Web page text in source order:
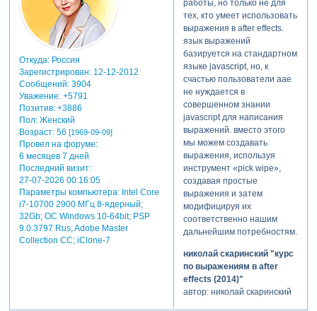
Откуда:Россия
Зарегистрирован: 12-12-2012
Сообщений:3904
Уважение: +5791
Позитив: +3886
Пол:Женский
Возраст:56 [1969-09-09]
Провел на форуме:
6 месяцев 7 дней
Последний визит:
27-07-2026 00:16:05
Параметры компьютера:Intel Core
i7-10700 2900 МГц 8-ядерный;
32Gb; ОС Windows 10-64bit; PSP
9.0.3797 Rus; Adobe Master
Collection СС; iClone-7
работы, но только не для
тех, кто умеет использовать
выражения в after effects.
язык выражений
базируется на стандартном
языке javascript, но, к
счастью пользователи aae
не нуждается в
совершенном знании
javascript для написания
выражений. вместо этого
мы можем создавать
выражения, используя
инструмент «pick wipe»,
создавая простые
выражения и затем
модифицируя их
соответственно нашим
дальнейшим потребностям.
николай скаринский "курс
по выражениям в after
effects (2014)"
автор: николай скаринский